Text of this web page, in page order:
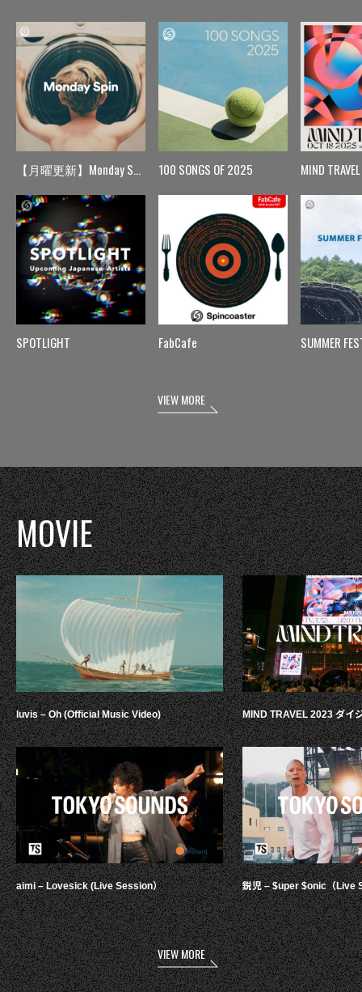
【月曜更新】Monday Spin
SPOTLIGHT
100 SONGS OF 2025
FabCafe
MIND TRAVEL
SUMMER
VIEW MORE
MOVIE
luvis – Oh (Official Music Video)
aimi – Lovesick (Live Session）
MIND TRAVEL 2023 ダイ
鋭児 – $uper $onic（Live
VIEW MORE